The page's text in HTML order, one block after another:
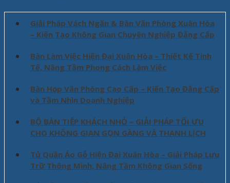
Giải Pháp Vách Ngăn & Bàn Văn Phòng Xuân Hòa
– Kiến Tạo Không Gian Chuyên Nghiệp Đẳng Cấp
Bàn Làm Việc Hiện Đại Xuân Hòa – Thiết Kế Tinh
Tế, Nâng Tầm Phong Cách Làm Việc
Bàn Họp Văn Phòng Cao Cấp – Kiến Tạo Đẳng Cấp
và Tầm Nhìn Doanh Nghiệp
BỘ BÀN TIẾP KHÁCH NHỎ – GIẢI PHÁP TỐI ƯU
CHO KHÔNG GIAN GỌN GÀNG VÀ THANH LỊCH
Tủ Quần Áo Gỗ Hiện Đại Xuân Hòa – Giải Pháp Lưu
Trữ Thông Minh, Nâng Tầm Không Gian Sống